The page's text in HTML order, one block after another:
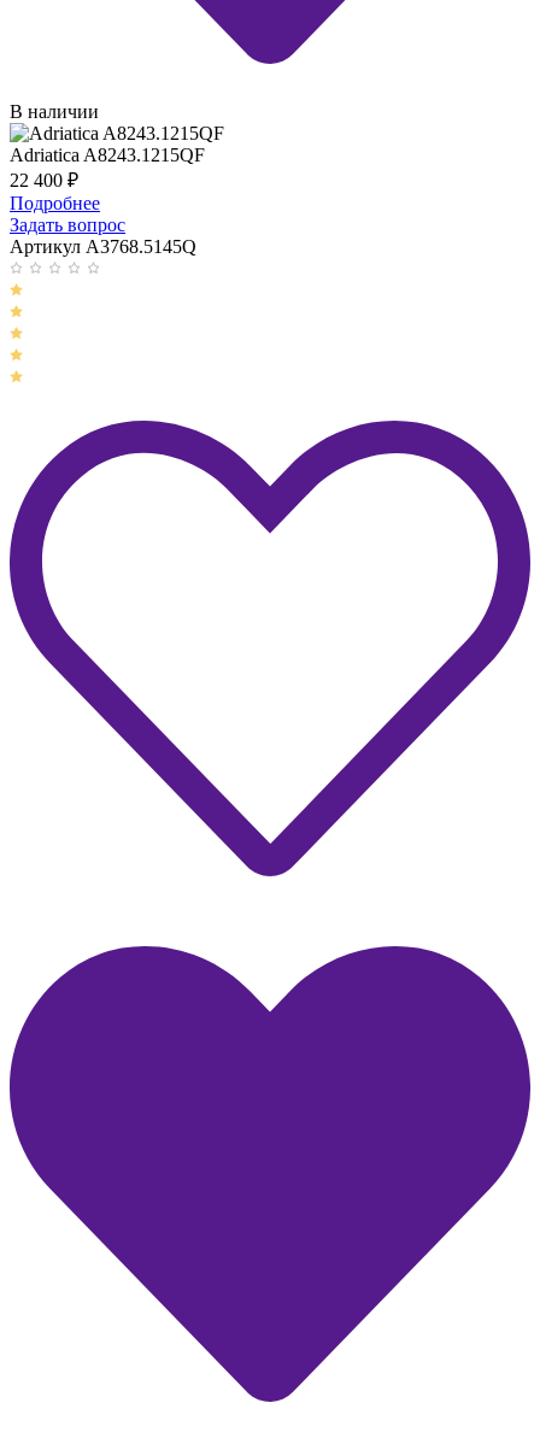
В наличии
Adriatica A8243.1215QF
22 400 ₽
Подробнее
Задать вопрос
Артикул A3768.5145Q